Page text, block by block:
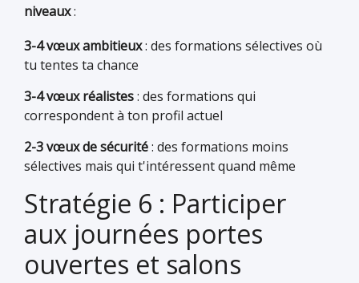
niveaux:
3-4 vœux ambitieux: des formations sélectives où
tu tentes ta chance
3-4 vœux réalistes: des formations qui
correspondent à ton profil actuel
2-3 vœux de sécurité: des formations moins
sélectives mais qui t'intéressent quand même
Stratégie 6 : Participer
aux journées portes
ouvertes et salons